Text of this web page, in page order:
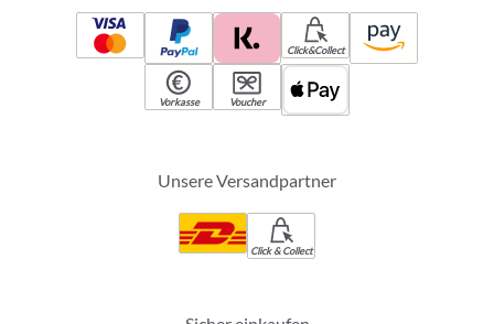
Click&Collect
Vorkasse Voucher
Unsere Versandpartner
Click & Collect